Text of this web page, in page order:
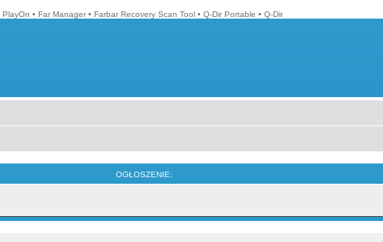
PlayOn • Far Manager • Farbar Recovery Scan Tool • Q-Dir Portable • Q-Dir
OGŁOSZENIE: